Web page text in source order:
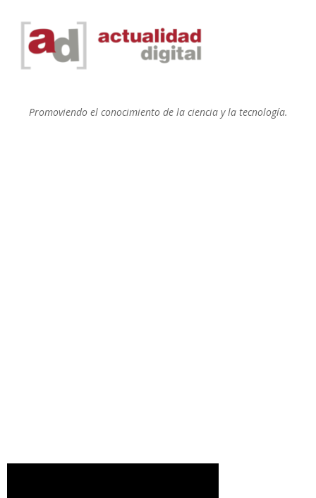
Promoviendo el conocimiento de la ciencia y la tecnología.